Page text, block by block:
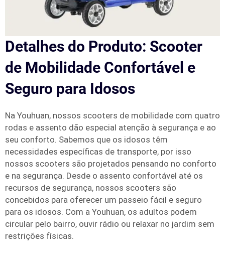
Detalhes do Produto: Scooter
de Mobilidade Confortável e
Seguro para Idosos
Na Youhuan, nossos scooters de mobilidade com quatro
rodas e assento dão especial atenção à segurança e ao
seu conforto. Sabemos que os idosos têm
necessidades específicas de transporte, por isso
nossos scooters são projetados pensando no conforto
e na segurança. Desde o assento confortável até os
recursos de segurança, nossos scooters são
concebidos para oferecer um passeio fácil e seguro
para os idosos. Com a Youhuan, os adultos podem
circular pelo bairro, ouvir rádio ou relaxar no jardim sem
restrições físicas.